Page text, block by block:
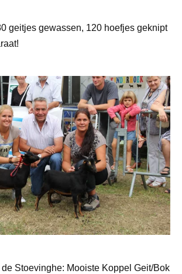
geitjes gewassen, 120 hoefjes geknipt
Stoevinghe: Mooiste Koppel Geit/Bok